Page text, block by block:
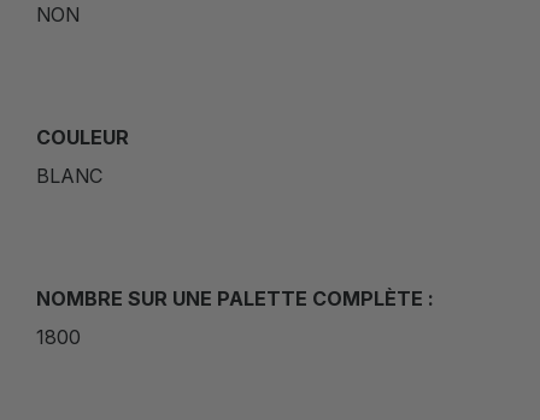
NON
COULEUR
BLANC
NOMBRE SUR UNE PALETTE COMPLÈTE :
1800